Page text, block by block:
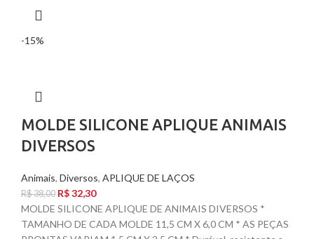
-15%
MOLDE SILICONE APLIQUE ANIMAIS
DIVERSOS
Animais, Diversos, APLIQUE DE LAÇOS
R$38,00 R$32,30
MOLDE SILICONE APLIQUE DE ANIMAIS DIVERSOS *
TAMANHO DE CADA MOLDE 11,5 CM X 6,0 CM * AS PEÇAS